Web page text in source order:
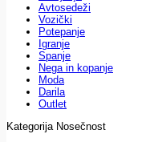
Avtosedeži
Vozički
Potepanje
Igranje
Spanje
Nega in kopanje
Moda
Darila
Outlet
Kategorija Nosečnost